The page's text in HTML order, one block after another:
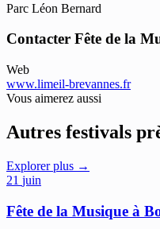
Parc Léon Bernard
Contacter Fête de la
Web
www.limeil-brevannes.fr
Vous aimerez aussi
Autres festivals
Explorer plus →
21 juin
Fête de la Musique à